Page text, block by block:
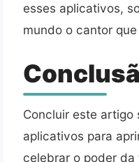
esses aplicativos,
mundo o cantor
Concluir este artigo
aplicativos para
celebrar o poder